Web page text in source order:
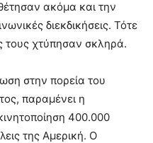
ακόμα και την
διεκδικήσεις. Τότε
τους χτύπησαν σκληρά.
στην πορεία του
παραμένει η
400.000
της Αμερική. Ο